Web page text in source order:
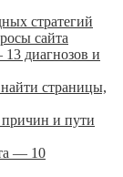
стратегий
сайта
диагнозов и
страницы,
и пути
— 10